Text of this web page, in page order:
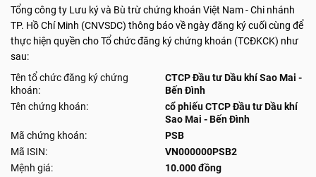
Tổng công ty Lưu ký và Bù trừ chứng khoán Việt Nam - Chi nhánh
TP. Hồ Chí Minh (CNVSDC) thông báo về ngày đăng ký cuối cùng để
thực hiện quyền cho Tổ chức đăng ký chứng khoán (TCĐKCK) như
sau:
Tên tổ chức đăng ký chứng
khoán:
CTCP Đầu tư Dầu khí Sao Mai -
Bến Đình
Tên chứng khoán:
cổ phiếu CTCP Đầu tư Dầu khí
Sao Mai - Bến Đình
Mã chứng khoán:
PSB
Mã ISIN:
VN000000PSB2
Mệnh giá:
10.000 đồng